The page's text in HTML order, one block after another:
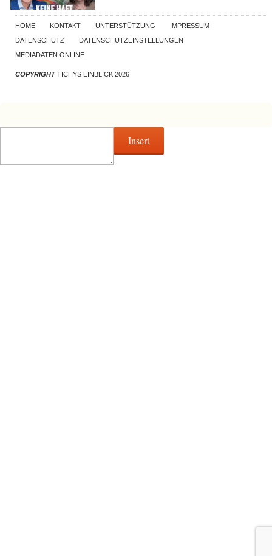
HOME KONTAKT UNTERSTÜTZUNG
IMPRESSUM
DATENSCHUTZ
DATENSCHUTZEINSTELLUNGEN
MEDIADATEN ONLINE
COPYRIGHTTICHYS EINBLICK 2026
Insert